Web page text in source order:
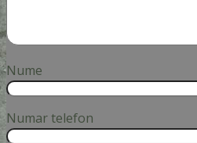
Nume
Numar telefon